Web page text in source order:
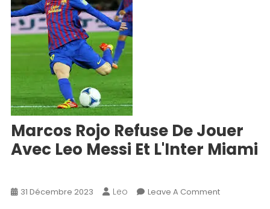
Marcos Rojo Refuse De Jouer
Avec Leo Messi Et L'Inter Miami
31 Décembre 2023 Leo Leave A CommentOn